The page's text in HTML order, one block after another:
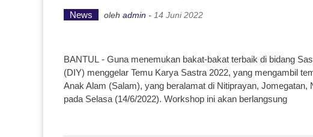
News oleh admin - 14 Juni 2022
BANTUL - Guna menemukan bakat-bakat terbaik di bidang
(DIY) menggelar Temu Karya Sastra 2022, yang mengambil
Anak Alam (Salam), yang beralamat di Nitiprayan,
pada Selasa (14/6/2022). Workshop ini akan berlangsung